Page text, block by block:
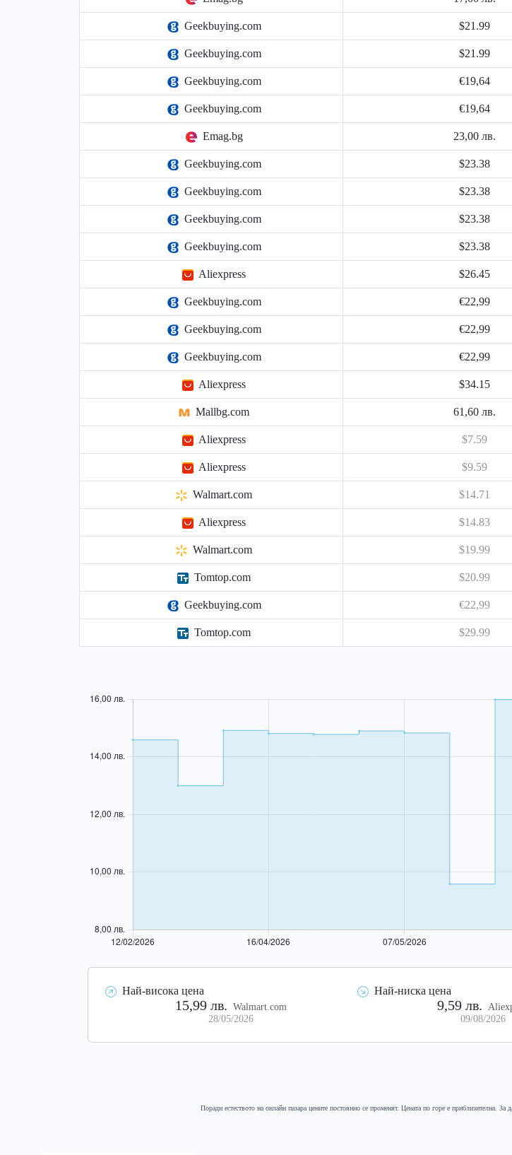
Geekbuying.com $21.99
Geekbuying.com $21.99
Geekbuying.com €19,64
Geekbuying.com €19,64
Emag.bg 23,00 лв.
Geekbuying.com $23.38
Geekbuying.com $23.38
Geekbuying.com $23.38
Geekbuying.com $23.38
Aliexpress $26.45
Geekbuying.com €22,99
Geekbuying.com €22,99
Geekbuying.com €22,99
Aliexpress $34.15
Mallbg.com 61,60 лв.
Aliexpress $7.59
Aliexpress $9.59
Walmart.com $14.71
Aliexpress $14.83
Walmart.com $19.99
Tomtop.com $20.99
Geekbuying.com €22,99
Tomtop.com $29.99
Най-висока цена
15,99 лв.
Walmart.com
28/05/2026
Най-ниска цена
9,59 лв.
09/08/2026
Поради естеството на онлайн пазара цените постоянно се променят. Цената по горе е приблизителна. За